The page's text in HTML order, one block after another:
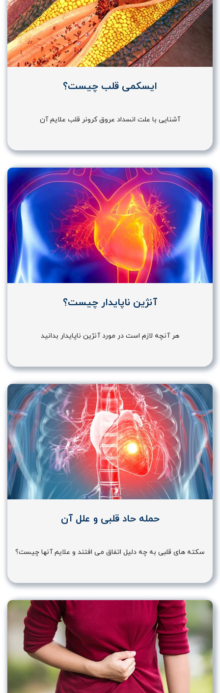
ایسکمی قلب چیست؟
آشنایی با علت انسداد عروق کرونر قلب علایم آن
آنژین ناپایدار چیست؟
هر آنچه لازم است در مورد آنژین ناپایدار بدانید
حمله حاد قلبی و علل آن
سکته های قلبی به چه دلیل اتفاق می افتند و علایم آنها چیست؟